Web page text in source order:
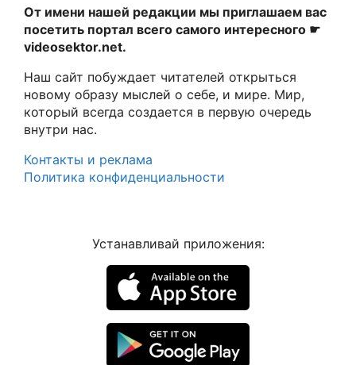
От имени нашей редакции мы приглашаем вас
посетить портал всего самого интересного ☛
videosektor.net.
Наш сайт побуждает читателей открыться
новому образу мыслей о себе, и мире. Мир,
который всегда создается в первую очередь
внутри нас.
Контакты и реклама
Политика конфиденциальности
Устанавливай приложения: